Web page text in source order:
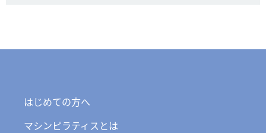
はじめての方へ
マシンピラティスとは